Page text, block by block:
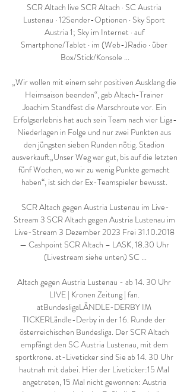
SCR Altach live SCR Altach · SC Austria
Lustenau · 12Sender-Optionen · Sky Sport
Austria 1; Sky im Internet · auf
Smartphone/Tablet · im (Web-)Radio · über
Box/Stick/Konsole ...
„Wir wollen mit einem sehr positiven Ausklang die
Heimsaison beenden“, gab Altach-Trainer
Joachim Standfest die Marschroute vor. Ein
Erfolgserlebnis hat auch sein Team nach vier Liga-
Niederlagen in Folge und nur zwei Punkten aus
den jüngsten sieben Runden nötig. Stadion
ausverkauft„Unser Weg war gut, bis auf die letzten
fünf Wochen, wo wir zu wenig Punkte gemacht
haben“, ist sich der Ex-Teamspieler bewusst.
SCR Altach gegen Austria Lustenau im Live-
Stream 3 SCR Altach gegen Austria Lustenau im
Live-Stream 3 Dezember 2023 Frei 31.10.2018
— Cashpoint SCR Altach – LASK, 18.30 Uhr
(Livestream siehe unten) SC ...
Altach gegen Austria Lustenau - ab 14. 30 Uhr
LIVE | Kronen Zeitung | fan.
atBundesligaLÄNDLE-DERBY IM
TICKERLändle-Derby in der 16. Runde der
österreichischen Bundesliga. Der SCR Altach
empfängt den SC Austria Lustenau, mit dem
sportkrone. at-Liveticker sind Sie ab 14. 30 Uhr
hautnah mit dabei. Hier der Liveticker:15 Mal
angetreten, 15 Mal nicht gewonnen: Austria